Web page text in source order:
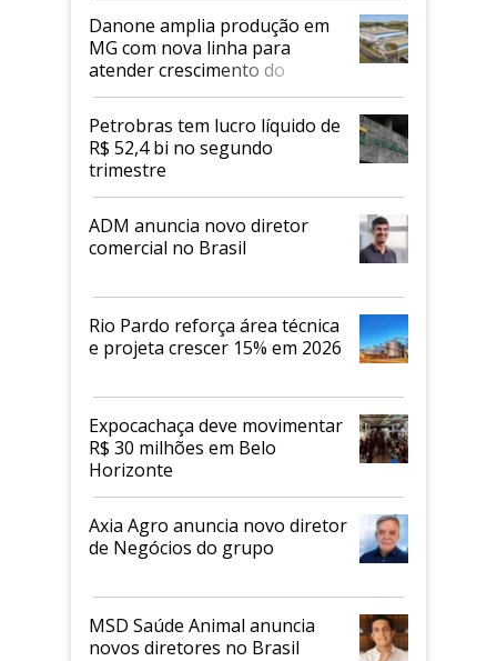
Danone amplia produção em
MG com nova linha para
atender crescimento do
mercado de alimentos
proteicos
Petrobras tem lucro líquido de
R$ 52,4 bi no segundo
trimestre
ADM anuncia novo diretor
comercial no Brasil
Rio Pardo reforça área técnica
e projeta crescer 15% em 2026
Expocachaça deve movimentar
R$ 30 milhões em Belo
Horizonte
Axia Agro anuncia novo diretor
de Negócios do grupo
MSD Saúde Animal anuncia
novos diretores no Brasil